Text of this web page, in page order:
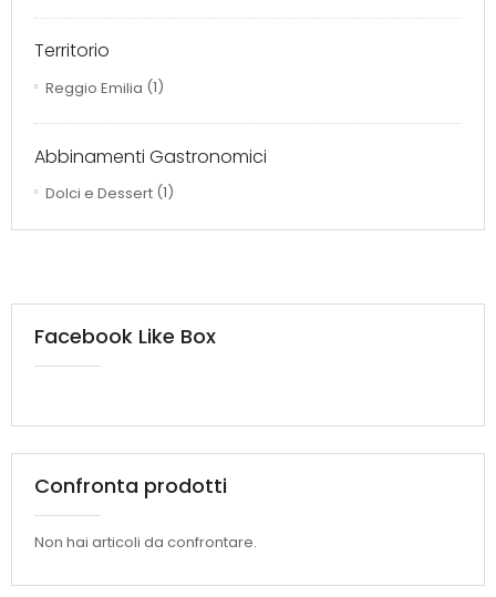
Territorio
Reggio Emilia (1)
Abbinamenti Gastronomici
Dolci e Dessert (1)
Facebook Like Box
Confronta prodotti
Non hai articoli da confrontare.